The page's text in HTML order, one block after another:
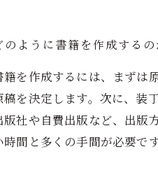
のように書籍を作成するの
籍を作成するには、まずは
稿を決定します。次に、装
版社や自費出版など、出版
時間と多くの手間が必要で